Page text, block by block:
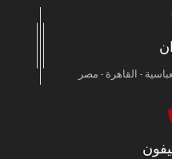
- القاهرة - مصر